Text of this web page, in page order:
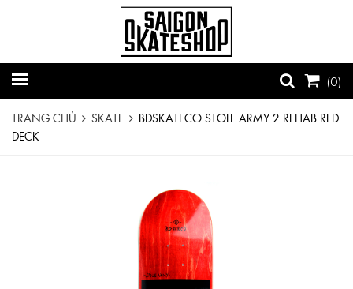
(0)
TRANG CHỦ SKATE
BDSKATECO STOLE ARMY 2 REHAB RED
DECK